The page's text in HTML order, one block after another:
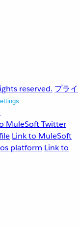
reserved. プライ
MuleSoft Twitter
Link to MuleSoft
platform Link to